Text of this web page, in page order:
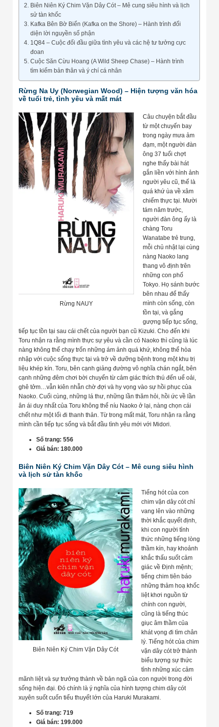
Biên Niên Ký Chim Vặn Dây Cót – Mê cung siêu hình và lịch
sử tàn khốc
Kafka Bên Bờ Biển (Kafka on the Shore) – Hành trình đối
diện lời nguyền số phận
1Q84 – Cuộc đối đầu giữa tình yêu và các hệ tư tưởng cực
đoan
Cuộc Săn Cừu Hoang (A Wild Sheep Chase) – Hành trình
tìm kiếm bản thân và ý chí cá nhân
Rừng Na Uy (Norwegian Wood) – Hiện tượng văn hóa
về tuổi trẻ, tình yêu và mất mát
Rừng NAUY
Câu chuyện bắt đầu
từ một chuyến bay
trong ngày mưa ảm
đạm, một người đàn
ông 37 tuổi chợt
nghe thấy bài hát
gắn liền với hình ảnh
người yêu cũ, thế là
quá khứ ùa về xâm
chiếm thực tại. Mười
tám năm trước,
người đàn ông ấy là
chàng Toru
Wanatabe trẻ trung,
mỗi chủ nhật lại cùng
nàng Naoko lang
thang vô định trên
những con phố
Tokyo. Họ sánh bước
bên nhau để thấy
mình còn sống, còn
tồn tại, và gắng
gượng tiếp tục sống,
tiếp tục tồn tại sau cái chết của người bạn cũ Kizuki. Cho đến khi
Toru nhận ra rằng mình thực sự yêu và cần có Naoko thì cũng là lúc
nàng không thể chạy trốn những ám ảnh quá khứ, không thể hòa
nhập với cuộc sống thực tại và trở về dưỡng bệnh trong một khu trị
liệu khép kín. Toru, bên cạnh giảng đường vô nghĩa chán ngắt, bên
cạnh những đêm chơi bời chuyển từ cảm giác thích thú đến uể oải,
ghê tởm…vẫn kiên nhẫn chờ đợi và hy vọng vào sự hồi phục của
Naoko. Cuối cùng, những lá thư, những lần thăm hỏi, hồi ức về lần
ân ái duy nhất của Toru không thể níu Naoko ở lại, nàng chọn cái
chết như một lối đi thanh thản. Từ trong mất mát, Toru nhận ra rằng
mình cần tiếp tục sống và bắt đầu tình yêu mới với Midori.
Số trang: 556
Giá bán: 180.000
Biên Niên Ký Chim Vặn Dây Cót – Mê cung siêu hình
và lịch sử tàn khốc
Biên Niên Ký Chim Vặn Dây Cót
Tiếng hót của con
chim vặn dây cót chỉ
vang lên vào những
thời khắc quyết định,
khi con người tỉnh
thức những tiếng lòng
thầm kín, hay khoảnh
khắc thấu suốt cảm
giác về Định mệnh;
tiếng chim tiên báo
những thảm hoạ khốc
liệt khơi nguồn từ
chính con người,
cũng là tiếng thúc
giục âm thầm của
khát vọng đi tìm chân
lý. Tiếng hót của chim
vặn dây cót trở thành
biểu tượng sự thức
tỉnh những xúc cảm
mãnh liệt và sự trưởng thành về bản ngã của con người trong đời
sống hiện đại. Đó chính là ý nghĩa của hình tượng chim dây cót
xuyên suốt cuốn tiểu thuyết lớn của Haruki Murakami.
Số trang: 719
Giá bán: 199.000